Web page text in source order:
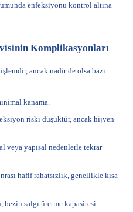
enfeksiyonu kontrol altına
Komplikasyonları
ancak nadir de olsa bazı
kanama.
riski düşüktür, ancak hijyen
veya yapısal nedenlerle tekrar
hafif rahatsızlık, genellikle kısa
bezin salgı üretme kapasitesi